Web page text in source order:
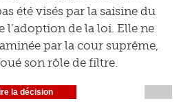
été visés par la saisine du
l’adoption de la loi. Elle ne
par la cour suprême,
son rôle de filtre.
la décision